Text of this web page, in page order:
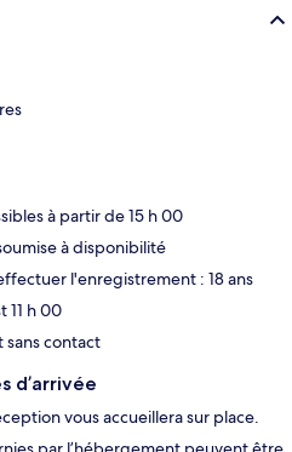
à partir de 15 h 00
à disponibilité
l'enregistrement : 18 ans
11 h 00
sans contact
d’arrivée
vous accueillera sur place.